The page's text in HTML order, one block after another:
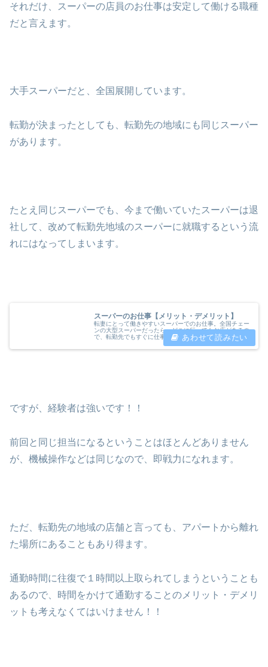
それだけ、スーパーの店員のお仕事は安定して働ける職種
だと言えます。
大手スーパーだと、全国展開しています。
転勤が決まったとしても、転勤先の地域にも同じスーパー
があります。
たとえ同じスーパーでも、今まで働いていたスーパーは退
社して、改めて転勤先地域のスーパーに就職するという流
れにはなってしまいます。
スーパーのお仕事【メリット・デメリット】
転妻にとって働きやすいスーパーでのお仕事。全国チェー
ンの大型スーパーだったら、どこに行ってもお店があるの
で、転勤先でもすぐに仕事に就けるという大きなメリット
があります。 私は同じ全国チェーンの大型スーパーを、
４店舗渡り歩いてきました(^O^...
ですが、経験者は強いです！！
前回と同じ担当になるということはほとんどありません
が、機械操作などは同じなので、即戦力になれます。
ただ、転勤先の地域の店舗と言っても、アパートから離れ
た場所にあることもあり得ます。
通勤時間に往復で１時間以上取られてしまうということも
あるので、時間をかけて通勤することのメリット・デメリ
ットも考えなくてはいけません！！